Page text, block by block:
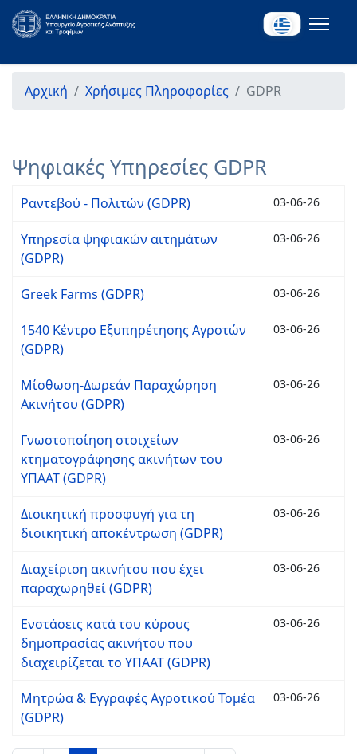
Αρχική Χρήσιμες Πληροφορίες GDPR
Ψηφιακές Υπηρεσίες GDPR
Ραντεβού - Πολιτών (GDPR) 03-06-26
Υπηρεσία ψηφιακών αιτημάτων
(GDPR)
03-06-26
Greek Farms (GDPR) 03-06-26
1540 Κέντρο Εξυπηρέτησης Αγροτών
(GDPR)
03-06-26
Μίσθωση-Δωρεάν Παραχώρηση
Ακινήτου (GDPR)
03-06-26
Γνωστοποίηση στοιχείων
κτηματογράφησης ακινήτων του
ΥΠΑΑΤ (GDPR)
03-06-26
Διοικητική προσφυγή για τη
διοικητική αποκέντρωση (GDPR)
03-06-26
Διαχείριση ακινήτου που έχει
παραχωρηθεί (GDPR)
03-06-26
Ενστάσεις κατά του κύρους
δημοπρασίας ακινήτου που
διαχειρίζεται το ΥΠΑΑΤ (GDPR)
03-06-26
Μητρώα & Εγγραφές Αγροτικού Τομέα
(GDPR)
03-06-26